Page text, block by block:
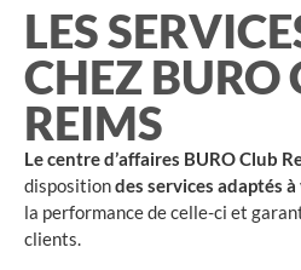
LES
CHEZ BURO
REIMS
Le centre d’affaires BURO Club
dispositiondes services adaptés
la performance de celle-ci et
clients.